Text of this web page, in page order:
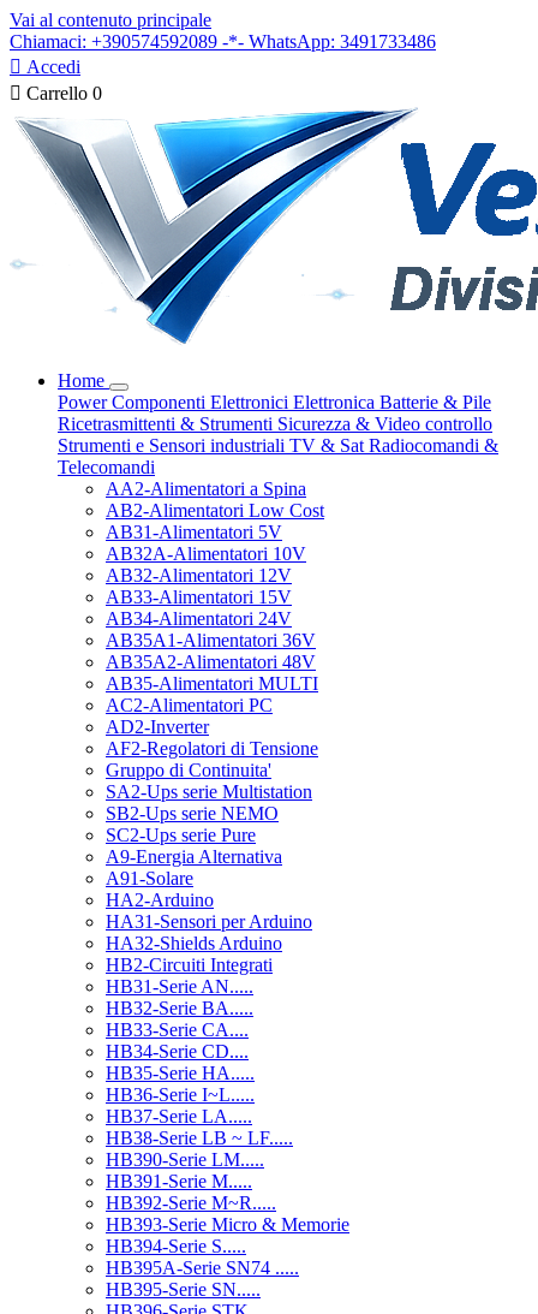
Vai al contenuto principale
Chiamaci: +390574592089 -*- WhatsApp: 3491733486
 Accedi
 Carrello 0
Home
PowerComponenti Elettronici Elettronica Batterie & Pile
Ricetrasmittenti & Strumenti Sicurezza & Video controllo
Strumenti e Sensori industriali TV & Sat Radiocomandi &
Telecomandi
AA2-Alimentatori a Spina
AB2-Alimentatori Low Cost
AB31-Alimentatori 5V
AB32A-Alimentatori 10V
AB32-Alimentatori 12V
AB33-Alimentatori 15V
AB34-Alimentatori 24V
AB35A1-Alimentatori 36V
AB35A2-Alimentatori 48V
AB35-Alimentatori MULTI
AC2-Alimentatori PC
AD2-Inverter
AF2-Regolatori di Tensione
Gruppo di Continuita'
SA2-Ups serie Multistation
SB2-Ups serie NEMO
SC2-Ups serie Pure
A9-Energia Alternativa
A91-Solare
HA2-Arduino
HA31-Sensori per Arduino
HA32-Shields Arduino
HB2-Circuiti Integrati
HB31-Serie AN.....
HB32-Serie BA.....
HB33-Serie CA....
HB34-Serie CD....
HB35-Serie HA.....
HB36-Serie I~L.....
HB37-Serie LA.....
HB38-Serie LB ~ LF.....
HB390-Serie LM.....
HB391-Serie M.....
HB392-Serie M~R.....
HB393-Serie Micro & Memorie
HB394-Serie S.....
HB395A-Serie SN74 .....
HB395-Serie SN.....